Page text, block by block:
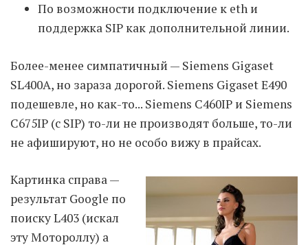
По возможности подключение к eth и
поддержка SIP как дополнительной линии.
Более-менее симпатичный — Siemens Gigaset
SL400A, но зараза дорогой. Siemens Gigaset E490
подешевле, но как-то... Siemens C460IP и Siemens
C675IP (c SIP) то-ли не производят больше, то-ли
не афишируют, но не особо вижу в прайсах.
Картинка справа —
результат Google по
поиску L403 (искал
эту Мотороллу) а
To-Do
Wishlist
TAGZZZZ
24-70/2.8(52) 35mm/1.4(14)
75mm/f1.2(17) 85/1.4D (15)
drone
(19) fujifilm(28) hobby(32)
homestudio(16) howto (17)
Internet(43) Kate(56) kitchen(27)
mavic2pro(20) MavicXS(13)